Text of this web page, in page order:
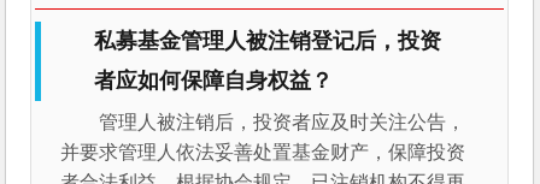
私募基金管理人被注销登记后，投资
者应如何保障自身权益？
管理人被注销后，投资者应及时关注公告，
并要求管理人依法妥善处置基金财产，保障投资